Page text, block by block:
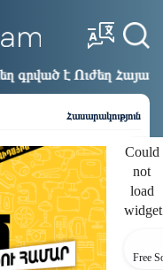
անունը, չեք
Հասարակություն
Could
not
load
Free